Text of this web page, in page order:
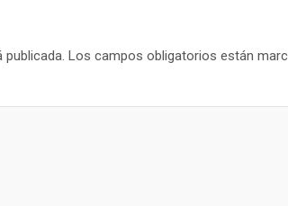
Los campos obligatorios están